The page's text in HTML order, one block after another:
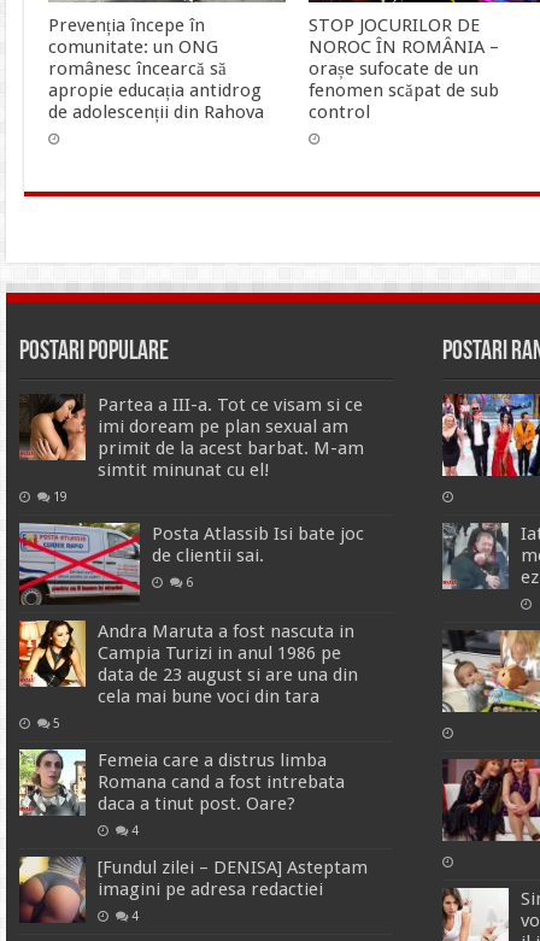
Prevenția începe în
comunitate: un ONG
românesc încearcă să
apropie educația antidrog
de adolescenții din Rahova
STOP JOCURILOR DE
NOROC ÎN ROMÂNIA –
orașe sufocate de un
fenomen scăpat de sub
control
Postari Populare
Partea a III-a. Tot ce visam si ce
imi doream pe plan sexual am
primit de la acest barbat. M-am
simtit minunat cu el!
19
Posta Atlassib Isi bate joc
de clientii sai.
6
Andra Maruta a fost nascuta in
Campia Turizi in anul 1986 pe
data de 23 august si are una din
cela mai bune voci din tara
5
Femeia care a distrus limba
Romana cand a fost intrebata
daca a tinut post. Oare?
4
[Fundul zilei – DENISA] Asteptam
imagini pe adresa redactiei
4
Postari